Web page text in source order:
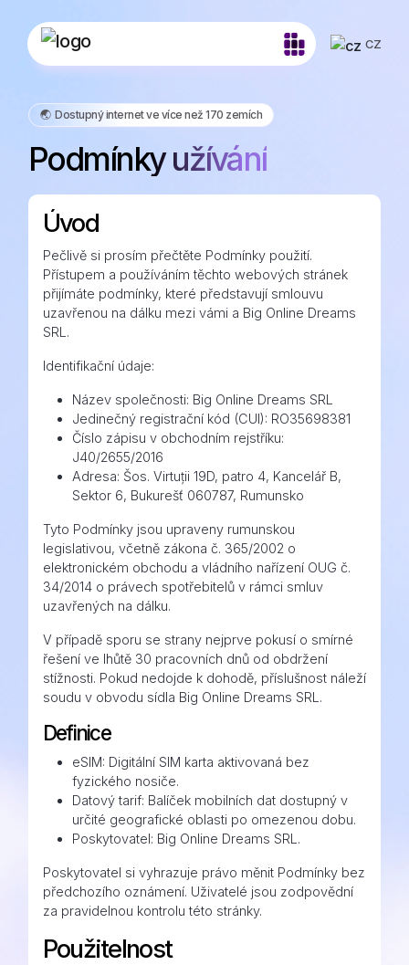
CZ
🌏️ Dostupný internet ve více než 170 zemích
Podmínky užívání
Úvod
Pečlivě si prosím přečtěte Podmínky použití.
Přístupem a používáním těchto webových stránek
přijímáte podmínky, které představují smlouvu
uzavřenou na dálku mezi vámi a Big Online Dreams
SRL.
Identifikační údaje:
Název společnosti: Big Online Dreams SRL
Jedinečný registrační kód (CUI): RO35698381
Číslo zápisu v obchodním rejstříku:
J40/2655/2016
Adresa: Šos. Virtuții 19D, patro 4, Kancelář B,
Sektor 6, Bukurešť 060787, Rumunsko
Tyto Podmínky jsou upraveny rumunskou
legislativou, včetně zákona č. 365/2002 o
elektronickém obchodu a vládního nařízení OUG č.
34/2014 o právech spotřebitelů v rámci smluv
uzavřených na dálku.
V případě sporu se strany nejprve pokusí o smírné
řešení ve lhůtě 30 pracovních dnů od obdržení
stížnosti. Pokud nedojde k dohodě, příslušnost náleží
soudu v obvodu sídla Big Online Dreams SRL.
Definice
eSIM: Digitální SIM karta aktivovaná bez
fyzického nosiče.
Datový tarif: Balíček mobilních dat dostupný v
určité geografické oblasti po omezenou dobu.
Poskytovatel: Big Online Dreams SRL.
Poskytovatel si vyhrazuje právo měnit Podmínky bez
předchozího oznámení. Uživatelé jsou zodpovědní
za pravidelnou kontrolu této stránky.
Použitelnost